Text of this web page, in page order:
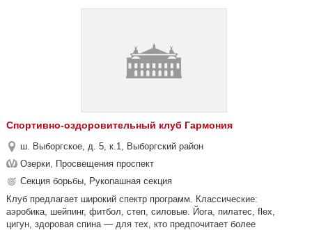
Спортивно-оздоровительный клуб Гармония
ш. Выборгское, д. 5, к.1, Выборгский район
Озерки, Просвещения проспект
Секция борьбы, Рукопашная секция
Клуб предлагает широкий спектр программ. Классические:
аэробика, шейпинг, фитбол, степ, силовые. Йога, пилатес, flex,
цигун, здоровая спина — для тех, кто предпочитает более